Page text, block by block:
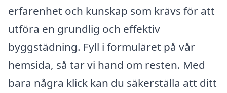
erfarenhet och kunskap som krävs för att
utföra en grundlig och effektiv
byggstädning. Fyll i formuläret på vår
hemsida, så tar vi hand om resten. Med
bara några klick kan du säkerställa att ditt